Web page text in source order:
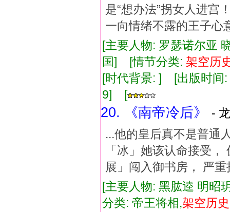
是“想办法”拐女人进宫
一向情绪不露的王子心
[主要人物: 罗瑟诺尔亚
国] [情节分类: 架空历
[时代背景: ] [出版时
9] [
20. 《南帝冷后》
-
...他的皇后真不是普通
「冰」她该认命接受
展」闯入御书房， 严
[主要人物: 黑肱逵 明
分类: 帝王将相,架空历史